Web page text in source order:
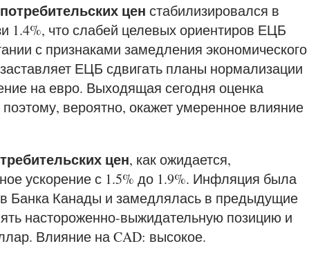
цен стабилизировался в
1.4%, что слабей целевых ориентиров ЕЦБ
с признаками замедления экономического
ЕЦБ сдвигать планы нормализации
на евро. Выходящая сегодня оценка
вероятно, окажет умеренное влияние
цен, как ожидается,
ускорение с 1.5% до 1.9%. Инфляция была
Банка Канады и замедлялась в предыдущие
настороженно-выжидательную позицию и
Влияние на CAD: высокое.